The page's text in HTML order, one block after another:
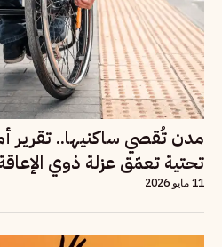
مدن تُقصي ساكنيها.. تقرير
تحتية تعمّق عزلة ذوي
11 مايو 2026